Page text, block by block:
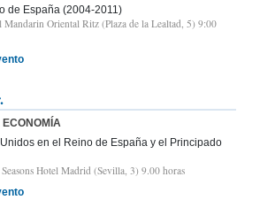
de España (2004-2011)
Oriental Ritz (Plaza de la Lealtad, 5) 9:00
ECONOMÍA
en el Reino de España y el Principado
Hotel Madrid (Sevilla, 3) 9.00 horas